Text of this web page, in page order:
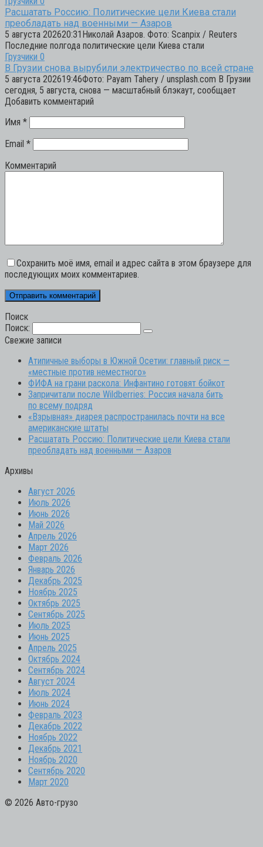
Расшатать Россию: Политические цели Киева стали
преобладать над военными — Азаров
5 августа 202620:31Николай Азаров. Фото: Scanpix / Reuters
Последние полгода политические цели Киева стали
Грузчики 0
В Грузии снова вырубили электричество по всей стране
5 августа 202619:46Фото: Payam Tahery / unsplash.com В Грузии
сегодня, 5 августа, снова — масштабный блэкаут, сообщает
Добавить комментарий
Имя *
Email *
Комментарий
Сохранить моё имя, email и адрес сайта в этом браузере для
последующих моих комментариев.
Поиск
Поиск:
Свежие записи
Атипичные выборы в Южной Осетии: главный риск —
«местные против неместного»
ФИФА на грани раскола: Инфантино готовят бойкот
Запричитали после Wildberries: Россия начала бить
по всему подряд
«Взрывная» диарея распространилась почти на все
американские штаты
Расшатать Россию: Политические цели Киева стали
преобладать над военными — Азаров
Архивы
Август 2026
Июль 2026
Июнь 2026
Май 2026
Апрель 2026
Март 2026
Февраль 2026
Январь 2026
Декабрь 2025
Ноябрь 2025
Октябрь 2025
Сентябрь 2025
Июль 2025
Июнь 2025
Апрель 2025
Октябрь 2024
Сентябрь 2024
Август 2024
Июль 2024
Июнь 2024
Февраль 2023
Декабрь 2022
Ноябрь 2022
Декабрь 2021
Ноябрь 2020
Сентябрь 2020
Март 2020
© 2026 Авто-грузо